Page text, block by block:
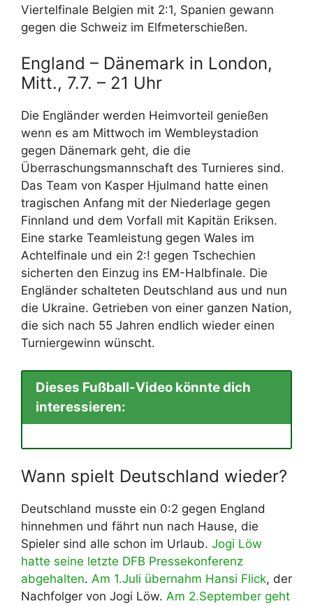
Viertelfinale Belgien mit 2:1, Spanien gewann
gegen die Schweiz im Elfmeterschießen.
England – Dänemark in London,
Mitt., 7.7. – 21 Uhr
Die Engländer werden Heimvorteil genießen
wenn es am Mittwoch im Wembleystadion
gegen Dänemark geht, die die
Überraschungsmannschaft des Turnieres sind.
Das Team von Kasper Hjulmand hatte einen
tragischen Anfang mit der Niederlage gegen
Finnland und dem Vorfall mit Kapitän Eriksen.
Eine starke Teamleistung gegen Wales im
Achtelfinale und ein 2:! gegen Tschechien
sicherten den Einzug ins EM-Halbfinale. Die
Engländer schalteten Deutschland aus und nun
die Ukraine. Getrieben von einer ganzen Nation,
die sich nach 55 Jahren endlich wieder einen
Turniergewinn wünscht.
Dieses Fußball-Video könnte dich
interessieren:
Wann spielt Deutschland wieder?
Deutschland musste ein 0:2 gegen England
hinnehmen und fährt nun nach Hause, die
Spieler sind alle schon im Urlaub. Jogi Löw
hatte seine letzte DFB Pressekonferenz
abgehalten. Am 1.Juli übernahm Hansi Flick, der
Nachfolger von Jogi Löw. Am 2.September geht